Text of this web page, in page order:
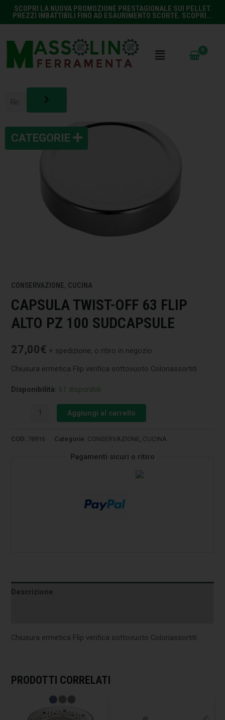
SCOPRI LA NUOVA PROMOZIONE PRESTAGIONALE SUI PELLET.
PREZZI IMBATTIBILI FINO AD ESAURIMENTO SCORTE. SCOPRI...
CONSERVAZIONE, CUCINA
CAPSULA TWIST-OFF 63 FLIP
ALTO PZ 100 SUDCAPSULE
27,00€ + spedizione, o ritiro in negozio
Chiusura ermetica Flip verifica sottovuoto Coloriassortiti
Disponibilità: 61 disponibili
Aggiungi al carrello
COD: 78916 Categorie: CONSERVAZIONE CUCINA
Pagamenti sicuri o ritiro
Descrizione
Chiusura ermetica Flip verifica sottovuoto Coloriassortiti
PRODOTTI CORRELATI